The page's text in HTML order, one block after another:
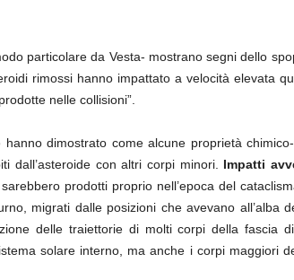
particolare da Vesta- mostrano segni dello
rimossi hanno impattato a velocità elevata
nelle collisioni”.
dimostrato come alcune proprietà
dall’asteroide con altri corpi minori.
Impatti
prodotti proprio nell’epoca del
migrati dalle posizioni che avevano all’alba
delle traiettorie di molti corpi della fascia di
solare interno, ma anche i corpi maggiori